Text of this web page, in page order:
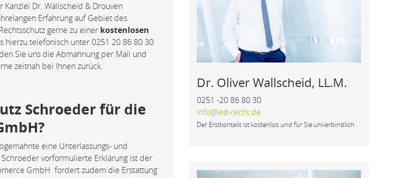
Dr. Wallscheid & Drouven
Erfahrung auf Gebiet des
gerne zu einer kostenlosen
hierzu telefonisch unter 0251 20 86 80 30
Sie uns die Abmahnung per Mail und
zeitnah bei Ihnen zurück.
Schroeder für die
eine Unterlassungs- und
vorformulierte Erklärung ist der
GmbH fordert zudem die Erstattung
Dr. Oliver Wallscheid, LL.M.
0251 -20 86 80 30
info@wd-recht.de
Der Erstkontakt ist kostenlos und für Sie unverbindlich